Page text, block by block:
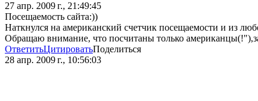
27 апр. 2009 г., 21:49:45
Посещаемость сайта:))
Наткнулся на американский счетчик посещаемости и из
Обращаю внимание, что посчитаны только
ОтветитьЦитироватьПоделиться
28 апр. 2009 г., 10:56:03